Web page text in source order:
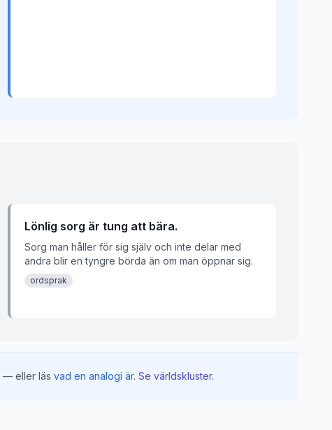
Lönlig sorg är tung att bära.
Sorg man håller för sig själv och inte delar med
andra blir en tyngre börda än om man öppnar sig.
ordsprak
— eller läs vad en analogi är. Se världskluster.